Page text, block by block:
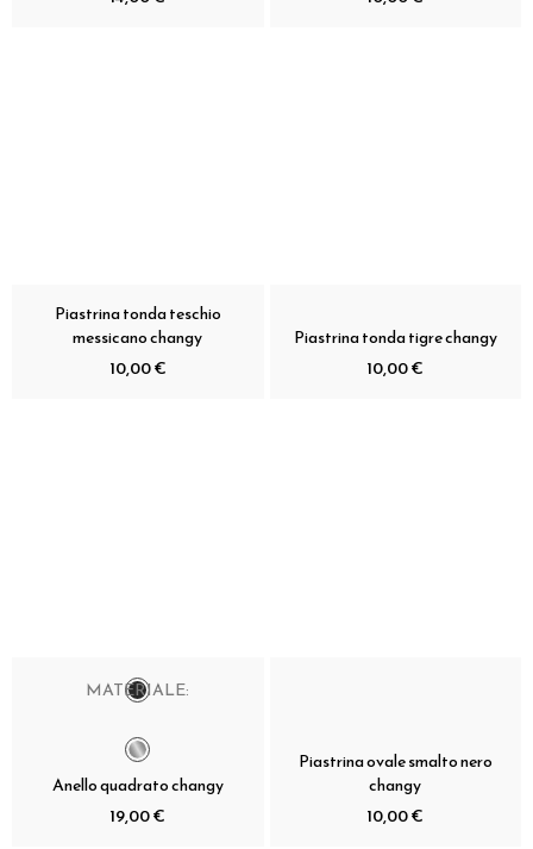
Piastrina tonda teschio
messicano changy
10,00 €
Piastrina tonda tigre changy
10,00 €
MATERIALE:
Anello quadrato changy
19,00 €
Piastrina ovale smalto nero
changy
10,00 €